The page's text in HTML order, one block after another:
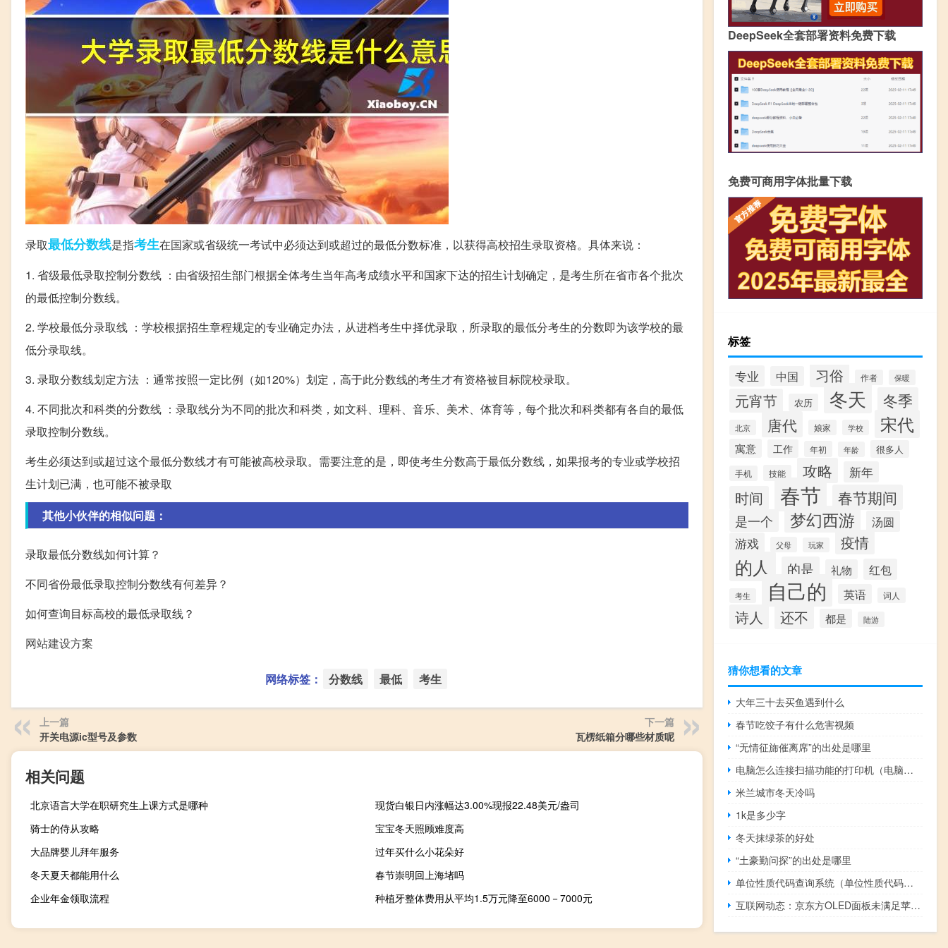
录取最低分数线是指考生在国家或省级统一考试中必须达到或超过的最低分数标准，以获得高校招生录取资格。具体来说：
1. 省级最低录取控制分数线 ：由省级招生部门根据全体考生当年高考成绩水平和国家下达的招生计划确定，是考生所在省市各个批次
的最低控制分数线。
2. 学校最低分录取线 ：学校根据招生章程规定的专业确定办法，从进档考生中择优录取，所录取的最低分考生的分数即为该学校的最
低分录取线。
3. 录取分数线划定方法 ：通常按照一定比例（如120%）划定，高于此分数线的考生才有资格被目标院校录取。
4. 不同批次和科类的分数线 ：录取线分为不同的批次和科类，如文科、理科、音乐、美术、体育等，每个批次和科类都有各自的最低
录取控制分数线。
考生必须达到或超过这个最低分数线才有可能被高校录取。需要注意的是，即使考生分数高于最低分数线，如果报考的专业或学校招
生计划已满，也可能不被录取
其他小伙伴的相似问题：
录取最低分数线如何计算？
不同省份最低录取控制分数线有何差异？
如何查询目标高校的最低录取线？
网站建设方案
网络标签： 分数线 最低 考生
上一篇
开关电源ic型号及参数
下一篇
瓦楞纸箱分哪些材质呢
相关问题
北京语言大学在职研究生上课方式是哪种
现货白银日内涨幅达3.00%现报22.48美元/盎司
骑士的侍从攻略
宝宝冬天照顾难度高
大品牌婴儿拜年服务
过年买什么小花朵好
冬天夏天都能用什么
春节崇明回上海堵吗
企业年金领取流程
种植牙整体费用从平均1.5万元降至6000－7000元
DeepSeek全套部署资料免费下载
免费可商用字体批量下载
标签
专业 中国 习俗 作者 保暖
元宵节 农历 冬天 冬季
北京 唐代 娘家 学校 宋代
寓意 工作 年初 年龄 很多人
手机 技能 攻略 新年
时间 春节 春节期间
是一个 梦幻西游
汤圆
游戏
父母 玩家 疫情
的人 的是 礼物 红包
考生 自己的 英语 词人
诗人 还不 都是 陆游
猜你想看的文章
大年三十去买鱼遇到什么
春节吃饺子有什么危害视频
“无情征旆催离席”的出处是哪里
电脑怎么连接扫描功能的打印机（电脑怎么连接扫描功能的打印机）
米兰城市冬天冷吗
1k是多少字
冬天抹绿茶的好处
“土豪勤问探”的出处是哪里
单位性质代码查询系统（单位性质代码查询）
互联网动态：京东方OLED面板未满足苹果要求 恐无缘iPhone 12